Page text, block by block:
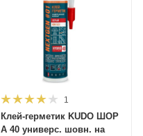
1
Клей-герметик KUDO ШОР
А 40 универс. шовн. на